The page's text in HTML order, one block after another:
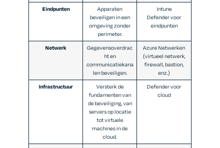
Eindpunten
Apparaten
beveiligen in een
omgeving zonder
perimeter.
Intune
Defender voor
eindpunten
Netwerk
Gegevensoverdrac
ht en
communicatiekana
len beveiligen.
Azure Netwerken
(virtueel netwerk,
firewall, bastion,
enz.)
Infrastructuur
Versterk de
fundamenten van
de beveiliging, van
servers op locatie
tot virtuele
machines in de
cloud.
Defender voor
cloud